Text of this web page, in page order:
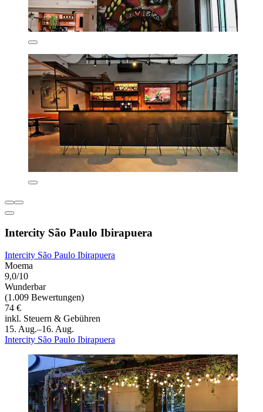
Intercity São Paulo Ibirapuera
Intercity São Paulo Ibirapuera
Moema
9,0/10
Wunderbar
(1.009 Bewertungen)
74 €
inkl. Steuern & Gebühren
15. Aug.–16. Aug.
Intercity São Paulo Ibirapuera